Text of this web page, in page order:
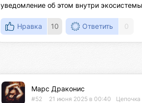
уведомление об этом внутри
Нравка 10 Ответить 0
Марс Драконис
#52 21 июня 2025 в 00:40 Цепочка